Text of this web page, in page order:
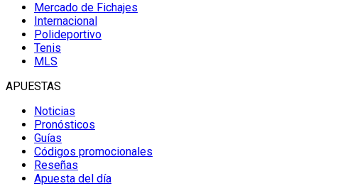
Mercado de Fichajes
Internacional
Polideportivo
Tenis
MLS
APUESTAS
Noticias
Pronósticos
Guías
Códigos promocionales
Reseñas
Apuesta del día